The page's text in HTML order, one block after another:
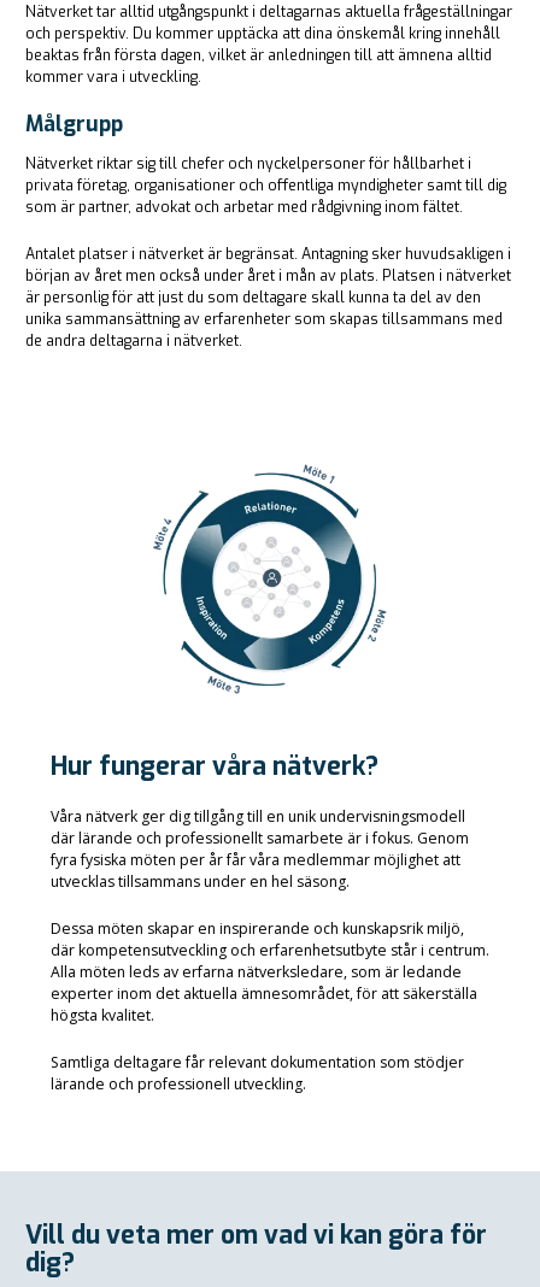
Nätverket tar alltid utgångspunkt i deltagarnas aktuella frågeställningar
och perspektiv. Du kommer upptäcka att dina önskemål kring innehåll
beaktas från första dagen, vilket är anledningen till att ämnena alltid
kommer vara i utveckling.
Målgrupp
Nätverket riktar sig till chefer och nyckelpersoner för hållbarhet i
privata företag, organisationer och offentliga myndigheter samt till dig
som är partner, advokat och arbetar med rådgivning inom fältet.
Antalet platser i nätverket är begränsat. Antagning sker huvudsakligen i
början av året men också under året i mån av plats. Platsen i nätverket
är personlig för att just du som deltagare skall kunna ta del av den
unika sammansättning av erfarenheter som skapas tillsammans med
de andra deltagarna i nätverket.
Hur fungerar våra nätverk?
Våra nätverk ger dig tillgång till en unik undervisningsmodell
där lärande och professionellt samarbete är i fokus. Genom
fyra fysiska möten per år får våra medlemmar möjlighet att
utvecklas tillsammans under en hel säsong.
Dessa möten skapar en inspirerande och kunskapsrik miljö,
där kompetensutveckling och erfarenhetsutbyte står i centrum.
Alla möten leds av erfarna nätverksledare, som är ledande
experter inom det aktuella ämnesområdet, för att säkerställa
högsta kvalitet.
Samtliga deltagare får relevant dokumentation som stödjer
lärande och professionell utveckling.
Vill du veta mer om vad vi kan göra för
dig?